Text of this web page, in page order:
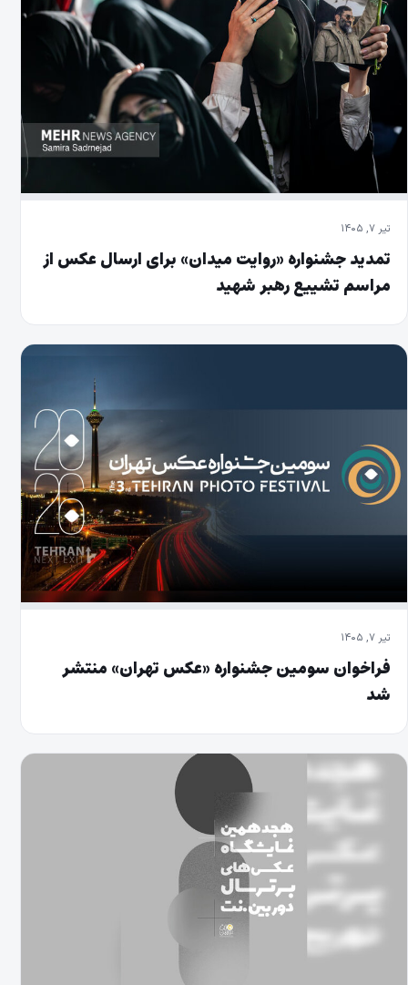
تیر ۷, ۱۴۰۵
تمدید جشنواره «روایت میدان» برای ارسال عکس از
مراسم تشییع رهبر شهید
تیر ۷, ۱۴۰۵
فراخوان سومین جشنواره «عکس تهران» منتشر
شد